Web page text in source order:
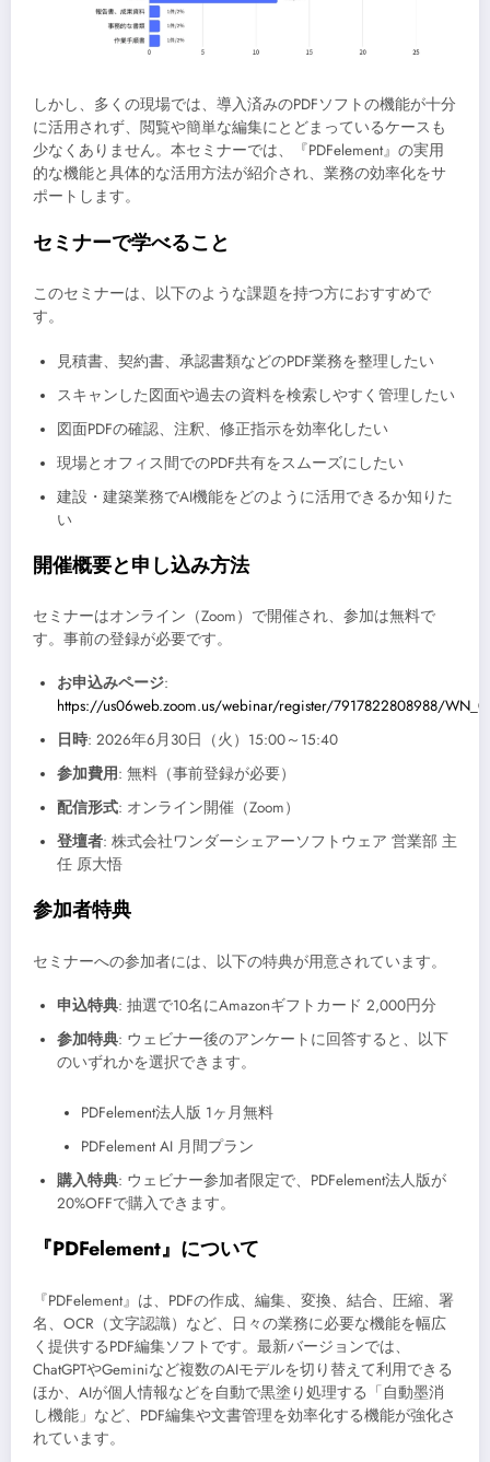
しかし、多くの現場では、導入済みのPDFソフトの機能が十分
に活用されず、閲覧や簡単な編集にとどまっているケースも
少なくありません。本セミナーでは、『PDFelement』の実用
的な機能と具体的な活用方法が紹介され、業務の効率化をサ
ポートします。
セミナーで学べること
このセミナーは、以下のような課題を持つ方におすすめで
す。
見積書、契約書、承認書類などのPDF業務を整理したい
スキャンした図面や過去の資料を検索しやすく管理したい
図面PDFの確認、注釈、修正指示を効率化したい
現場とオフィス間でのPDF共有をスムーズにしたい
建設・建築業務でAI機能をどのように活用できるか知りた
い
開催概要と申し込み方法
セミナーはオンライン（Zoom）で開催され、参加は無料で
す。事前の登録が必要です。
お申込みページ:
https://us06web.zoom.us/webinar/register/7917822808988/
日時: 2026年6月30日（火）15:00～15:40
参加費用: 無料（事前登録が必要）
配信形式: オンライン開催（Zoom）
登壇者: 株式会社ワンダーシェアーソフトウェア 営業部 主
任 原大悟
参加者特典
セミナーへの参加者には、以下の特典が用意されています。
申込特典: 抽選で10名にAmazonギフトカード 2,000円分
参加特典: ウェビナー後のアンケートに回答すると、以下
のいずれかを選択できます。
PDFelement法人版 1ヶ月無料
PDFelement AI 月間プラン
購入特典: ウェビナー参加者限定で、PDFelement法人版が
20%OFFで購入できます。
『PDFelement』について
『PDFelement』は、PDFの作成、編集、変換、結合、圧縮、署
名、OCR（文字認識）など、日々の業務に必要な機能を幅広
く提供するPDF編集ソフトです。最新バージョンでは、
ChatGPTやGeminiなど複数のAIモデルを切り替えて利用できる
ほか、AIが個人情報などを自動で黒塗り処理する「自動墨消
し機能」など、PDF編集や文書管理を効率化する機能が強化さ
れています。